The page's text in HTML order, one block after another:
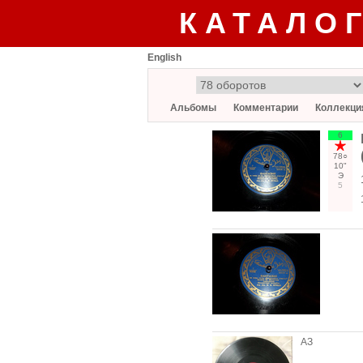
English
Альбомы Комментарии
6
78○
10"
Э
5
АЗ